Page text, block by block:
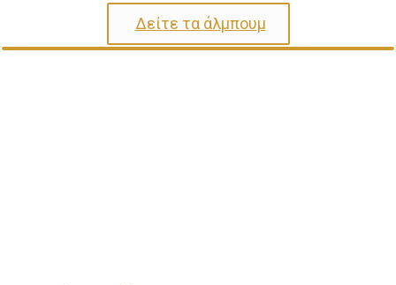
Δείτε τα άλμπουμ